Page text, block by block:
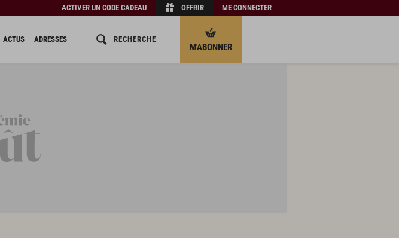
ACTIVER UN CODE CADEAU OFFRIR ME CONNECTER
ACTUS ADRESSES RECHERCHE
M'ABONNER